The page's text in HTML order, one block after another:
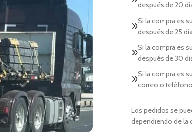
después de 20
Si la compra es
después de 25
Si la compra es
después de 30
Si la compra es
correo o teléfono
Los pedidos se
dependiendo de la